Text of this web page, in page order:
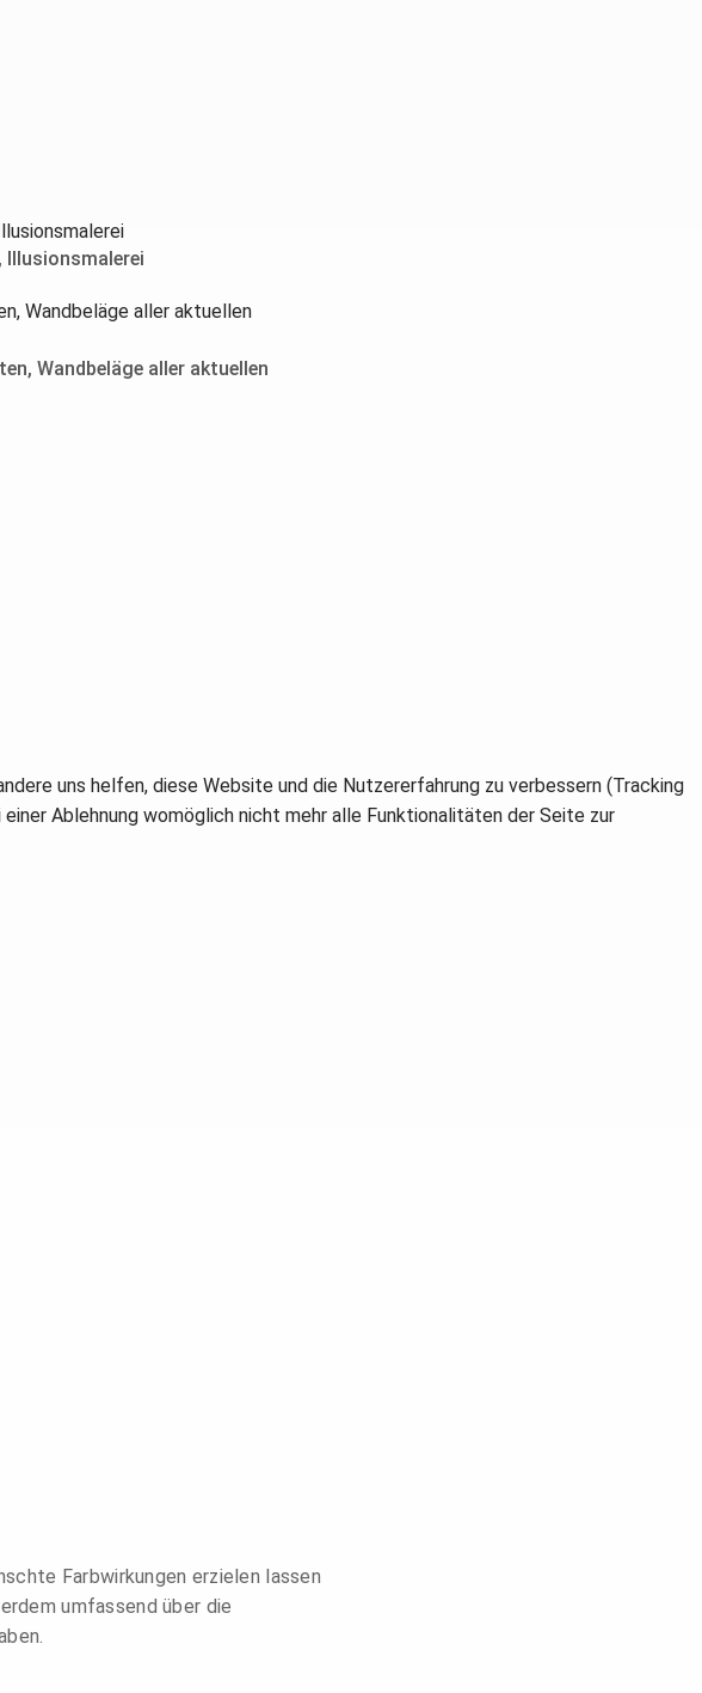
Illusionsmalerei
Wandbeläge aller aktuellen
Farbwirkungen erzielen lassen
umfassend über die
uns helfen, diese Website und die Nutzererfahrung zu verbessern (Tracking
Ablehnung womöglich nicht mehr alle Funktionalitäten der Seite zur